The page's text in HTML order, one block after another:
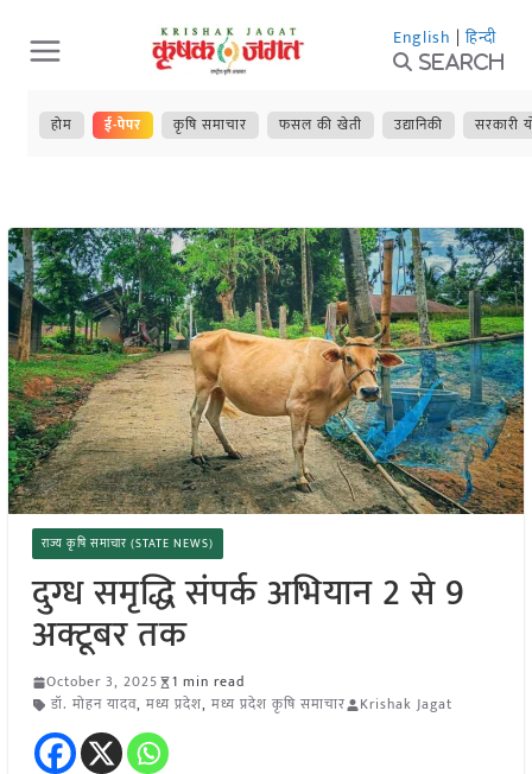
Skip
to
content
English | हिन्दी
Search
होम ई-पेपर कृषि समाचार फसल की खेती उद्यानिकी सरकारी
राज्य कृषि समाचार (STATE NEWS)
दुग्ध समृद्धि संपर्क अभियान 2 से 9
अक्टूबर तक
October 3, 2025
1 min read
डॉ. मोहन यादव, मध्य प्रदेश, मध्य प्रदेश कृषि समाचार Krishak Jagat